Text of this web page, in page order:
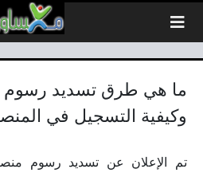
ما هي طرق تسديد رسوم
وكيفية التسجيل في
تم الإعلان عن تسديد رسوم